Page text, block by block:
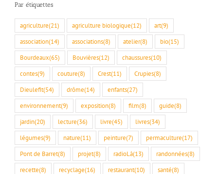
Par étiquettes
agriculture(21) agriculture biologique(12) art(9)
association(14) associations(8) atelier(8) bio(15)
Bourdeaux(65) Bouvières(12) chaussures(10)
contes(9) couture(8) Crest(11) Crupies(8)
Dieulefit(54) drôme(14) enfants(27)
environnement(9) exposition(8) film(8) guide(8)
jardin(20) lecture(36) livre(45) livres(34)
légumes(9) nature(11) peinture(7) permaculture(17)
Pont de Barret(8) projet(8) radioLà(13) randonnées(8)
recette(8) recyclage(16) restaurant(10) santé(8)